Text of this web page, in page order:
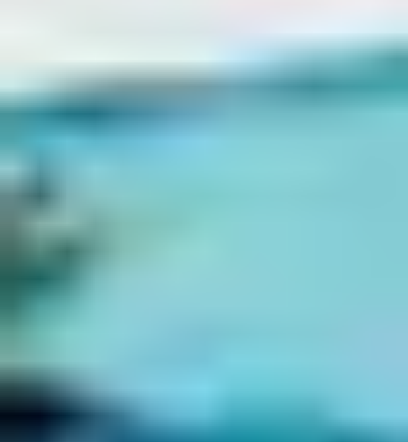
cœur de la Camargue gardoise. Un parcours balisé, à
faible dénivelé, vous fait passer entreétangs,
sansouïres, observatoires à oiseaux, avec des panneaux
d’interprétation sur la faune et la flore. Parfait au lever
ou coucher du soleil, pour croiser flamants et hérons.
BON À SAVOIR
Pensez à emporter casquette, crème solaire, eau
et antivol.
Des cartoguides sont disponibles gratuitement à
l’Office de tourisme du Grau-du-Roi.